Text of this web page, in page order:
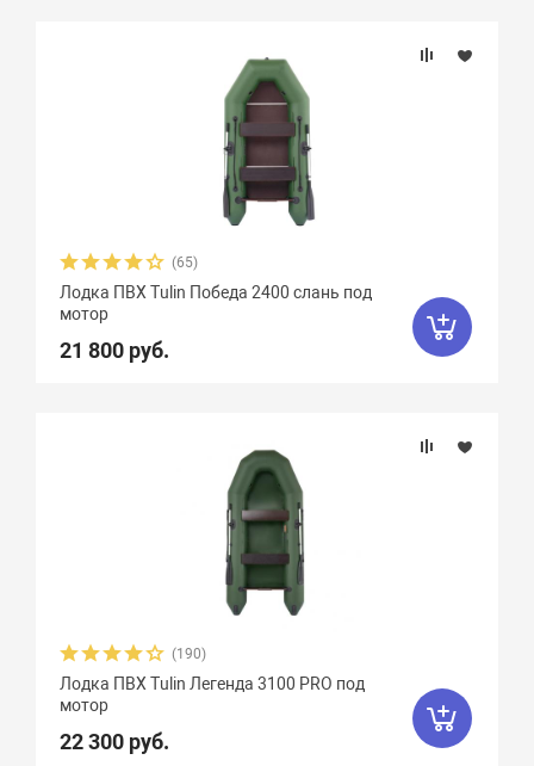
Максимальная мощность мотора, л.с.
Крепление сидений
Количество сидений
(65)
Лодка ПВХ Tulin Победа 2400 слань под
мотор
21 800 руб.
(190)
Лодка ПВХ Tulin Легенда 3100 PRO под
мотор
22 300 руб.